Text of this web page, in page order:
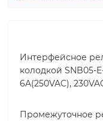
Интерфейсное
колодкой SNB05-
6A(250VAC),
Промежуточное